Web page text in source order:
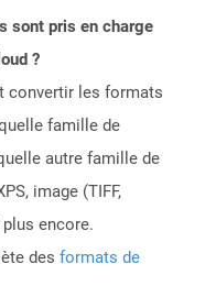
sont pris en charge
?
convertir les formats
famille de
autre famille de
image (TIFF,
plus encore.
des formats de